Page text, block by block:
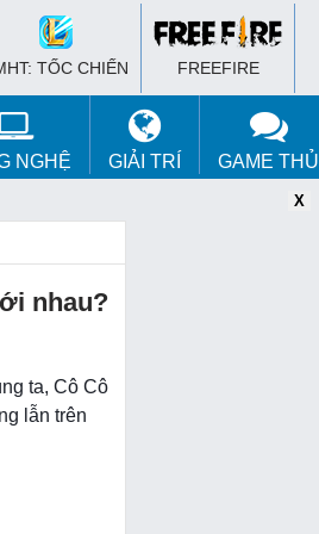
TỐC CHIẾN FREEFIRE
NGHỆ GIẢI TRÍ GAME THỦ
X
nhau?
ta, Cô Cô
lẫn trên